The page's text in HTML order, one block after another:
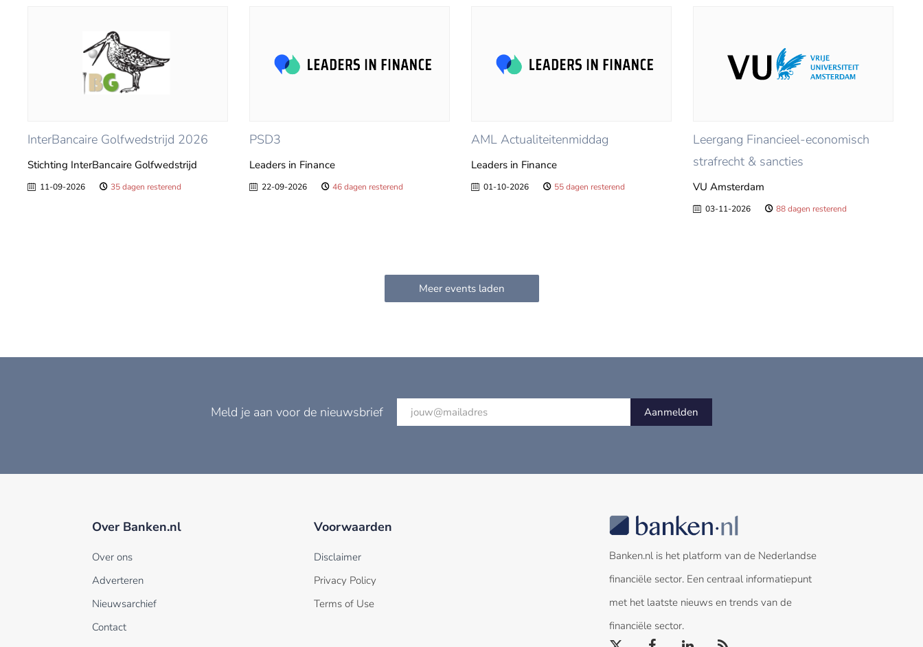
InterBancaire Golfwedstrijd 2026
Stichting InterBancaire Golfwedstrijd
11-09-2026 35 dagen resterend
PSD3
Leaders in Finance
22-09-2026 46 dagen resterend
AML Actualiteitenmiddag
Leaders in Finance
01-10-2026 55 dagen resterend
Leergang Financieel-economisch
strafrecht & sancties
VU Amsterdam
03-11-2026 88 dagen resterend
Meld je aan voor de nieuwsbrief Aanmelden
Over Banken.nl
Over ons
Adverteren
Nieuwsarchief
Contact
Voorwaarden
Disclaimer
Privacy Policy
Terms of Use
Banken.nl is het platform van de Nederlandse
financiële sector. Een centraal informatiepunt
met het laatste nieuws en trends van de
financiële sector.